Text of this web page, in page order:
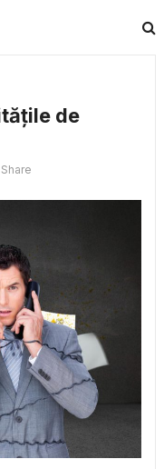
de